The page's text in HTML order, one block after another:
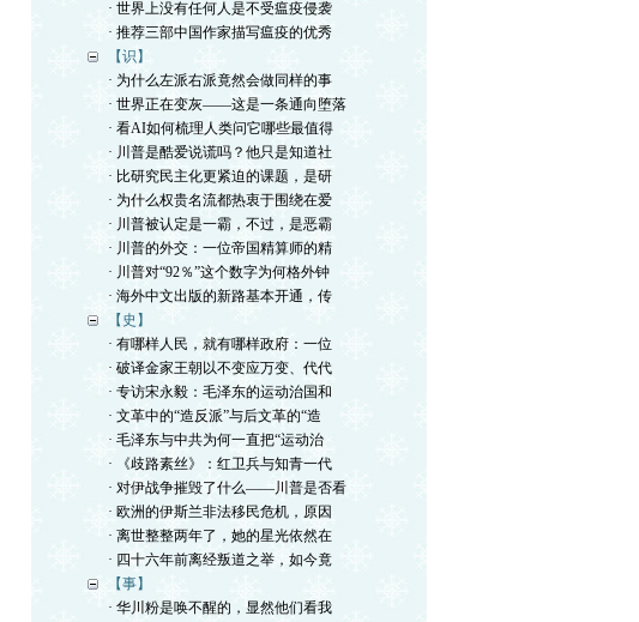
· 世界上没有任何人是不受瘟疫侵袭
· 推荐三部中国作家描写瘟疫的优秀
【识】
· 为什么左派右派竟然会做同样的事
· 世界正在变灰——这是一条通向堕落
· 看AI如何梳理人类问它哪些最值得
· 川普是酷爱说谎吗？他只是知道社
· 比研究民主化更紧迫的课题，是研
· 为什么权贵名流都热衷于围绕在爱
· 川普被认定是一霸，不过，是恶霸
· 川普的外交：一位帝国精算师的精
· 川普对“92％”这个数字为何格外钟
· 海外中文出版的新路基本开通，传
【史】
· 有哪样人民，就有哪样政府：一位
· 破译金家王朝以不变应万变、代代
· 专访宋永毅：毛泽东的运动治国和
· 文革中的“造反派”与后文革的“造
· 毛泽东与中共为何一直把“运动治
· 《歧路素丝》：红卫兵与知青一代
· 对伊战争摧毁了什么——川普是否看
· 欧洲的伊斯兰非法移民危机，原因
· 离世整整两年了，她的星光依然在
· 四十六年前离经叛道之举，如今竟
【事】
· 华川粉是唤不醒的，显然他们看我